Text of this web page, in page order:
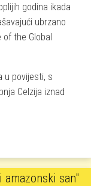
godina ikada
ubrzano
of the Global
u povijesti, s
Celzija iznad
nesagledive
amazonski san"